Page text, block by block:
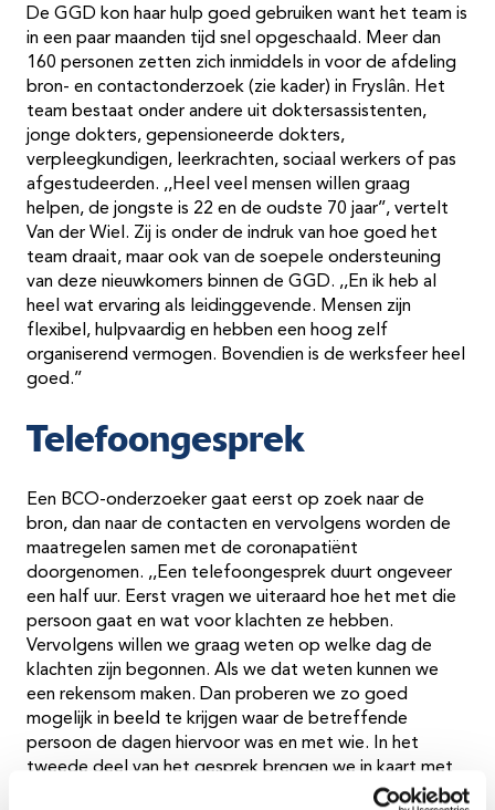
De GGD kon haar hulp goed gebruiken want het team is
in een paar maanden tijd snel opgeschaald. Meer dan
160 personen zetten zich inmiddels in voor de afdeling
bron- en contactonderzoek (zie kader) in Fryslân. Het
team bestaat onder andere uit doktersassistenten,
jonge dokters, gepensioneerde dokters,
verpleegkundigen, leerkrachten, sociaal werkers of pas
afgestudeerden. ,,Heel veel mensen willen graag
helpen, de jongste is 22 en de oudste 70 jaar’’, vertelt
Van der Wiel. Zij is onder de indruk van hoe goed het
team draait, maar ook van de soepele ondersteuning
van deze nieuwkomers binnen de GGD. ,,En ik heb al
heel wat ervaring als leidinggevende. Mensen zijn
flexibel, hulpvaardig en hebben een hoog zelf
organiserend vermogen. Bovendien is de werksfeer heel
goed.’’
Telefoongesprek
Een BCO-onderzoeker gaat eerst op zoek naar de
bron, dan naar de contacten en vervolgens worden de
maatregelen samen met de coronapatiënt
doorgenomen. ,,Een telefoongesprek duurt ongeveer
een half uur. Eerst vragen we uiteraard hoe het met die
persoon gaat en wat voor klachten ze hebben.
Vervolgens willen we graag weten op welke dag de
klachten zijn begonnen. Als we dat weten kunnen we
een rekensom maken. Dan proberen we zo goed
mogelijk in beeld te krijgen waar de betreffende
persoon de dagen hiervoor was en met wie. In het
tweede deel van het gesprek brengen we in kaart met
wie de coronapatiënt contact heeft gehad. Voor de